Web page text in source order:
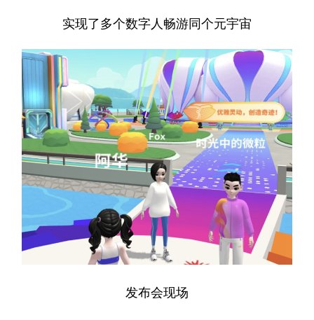
实现了多个数字人畅游同个元宇宙
发布会现场